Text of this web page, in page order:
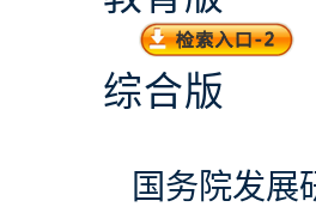
综合版
国务院发展